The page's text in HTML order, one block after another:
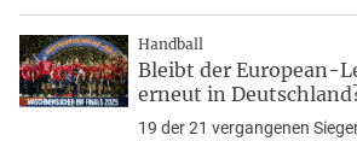
Handball
Bleibt der European-
erneut in
19 der 21 vergangenen